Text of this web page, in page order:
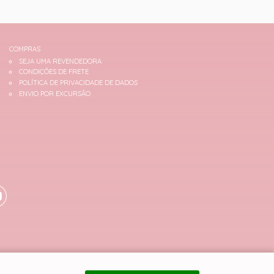
COMPRAS
SEJA UMA REVENDEDORA
CONDIÇÕES DE FRETE
POLÍTICA DE PRIVACIDADE DE DADOS
ENVIO POR EXCURSÃO